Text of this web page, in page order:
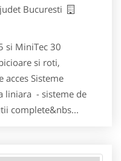
judet Bucuresti
si MiniTec 30
si roti,
acces Sisteme
liniara - sisteme de
complete&nbs...